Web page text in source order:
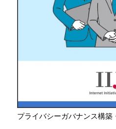
プライバシーガバナンス構築